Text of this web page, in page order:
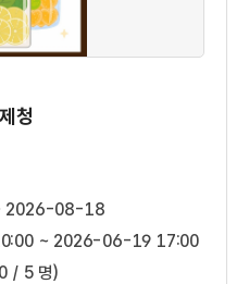
청
2026-08-18
~ 2026-06-19 17:00
/ 5 명)